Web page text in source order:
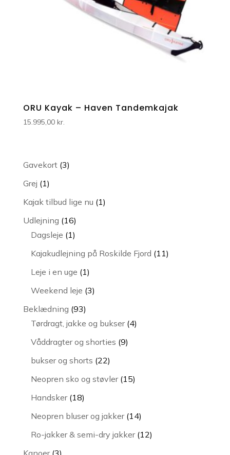
ORU Kayak – Haven Tandemkajak
15.995,00 kr.
Gavekort 33
Grej 11
vare
Kajak tilbud lige nu 11
Udlejning 1616
varer
Dagsleje 11
vare
Kajakudlejning på Roskilde Fjord 1111
Leje i en uge 11
vare
Weekend leje 33
Beklædning 9393
varer
Tørdragt, jakke og bukser 44
Våddragter og shorties 99
bukser og shorts 2222
varer
Neopren sko og støvler 1515
Handsker 1818
Neopren bluser og jakker 1414
varer
Ro-jakker & semi-dry jakker 1212
Kanoer 33